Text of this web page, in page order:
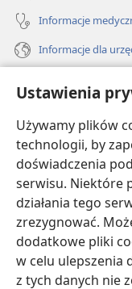
Ustawienia
Używamy plików
technologii, by
doświadczenia
serwisu. Niektóre
działania tego
zrezygnować.
dodatkowe pliki
w celu ulepszenia
z tych danych nie
Informacje
Informacje dla
Darowizny
(opens
new
window)BIBLIOTEKA
(opens
new
window)JW Hub
(opens
new
window)JW Library
Watchtower Library